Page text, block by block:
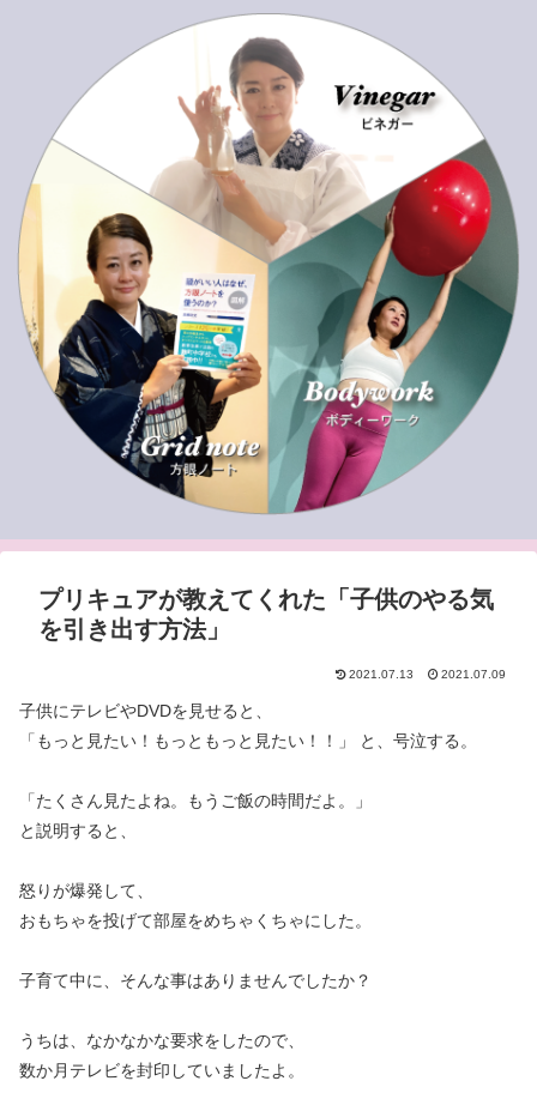
プリキュアが教えてくれた「子供のやる気
を引き出す方法」
2021.07.13 2021.07.09
子供にテレビやDVDを見せると、
「もっと見たい！もっともっと見たい！！」 と、号泣する。
「たくさん見たよね。もうご飯の時間だよ。」
と説明すると、
怒りが爆発して、
おもちゃを投げて部屋をめちゃくちゃにした。
子育て中に、そんな事はありませんでしたか？
うちは、なかなかな要求をしたので、
数か月テレビを封印していましたよ。